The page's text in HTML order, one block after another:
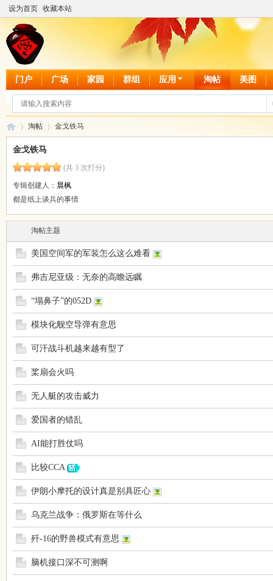
设为首页 收藏本站
门户 广场 家园 群组 应用 淘帖 美图
淘帖 金戈铁马
金戈铁马
(共 3 次打分)
专辑创建人： 晨枫
都是纸上谈兵的事情
淘帖主题
美国空间军的军装怎么这么难看
弗吉尼亚级：无奈的高瞻远瞩
“塌鼻子”的052D
模块化舰空导弹有意思
可汗战斗机越来越有型了
桨扇会火吗
无人艇的攻击威力
爱国者的错乱
AI能打胜仗吗
比较CCA
伊朗小摩托的设计真是别具匠心
乌克兰战争：俄罗斯在等什么
歼-16的野兽模式有意思
脑机接口深不可测啊